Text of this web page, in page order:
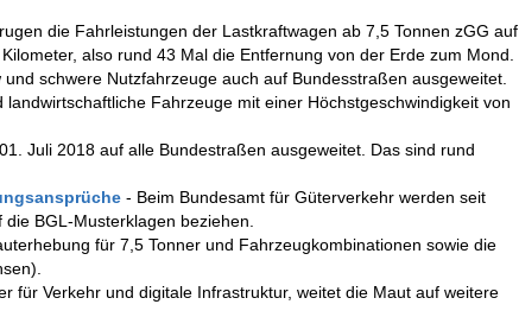
die Fahrleistungen der Lastkraftwagen ab 7,5 Tonnen zGG auf
also rund 43 Mal die Entfernung von der Erde zum Mond.
schwere Nutzfahrzeuge auch auf Bundesstraßen ausgeweitet.
Fahrzeuge mit einer Höchstgeschwindigkeit von
Juli 2018 auf alle Bundestraßen ausgeweitet. Das sind rund
- Beim Bundesamt für Güterverkehr werden seit
BGL-Musterklagen beziehen.
für 7,5 Tonner und Fahrzeugkombinationen sowie die
für Verkehr und digitale Infrastruktur, weitet die Maut auf weitere